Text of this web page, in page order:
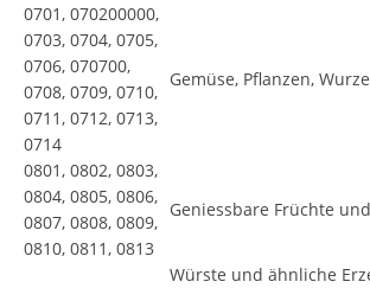
0701, 070200000,
0703, 0704, 0705,
0706, 070700,
0708, 0709, 0710,
0711, 0712, 0713,
0714
Gemüse, Pflanzen,
0801, 0802, 0803,
0804, 0805, 0806,
0807, 0808, 0809,
0810, 0811, 0813
Geniessbare Früchte
Würste und ähnliche